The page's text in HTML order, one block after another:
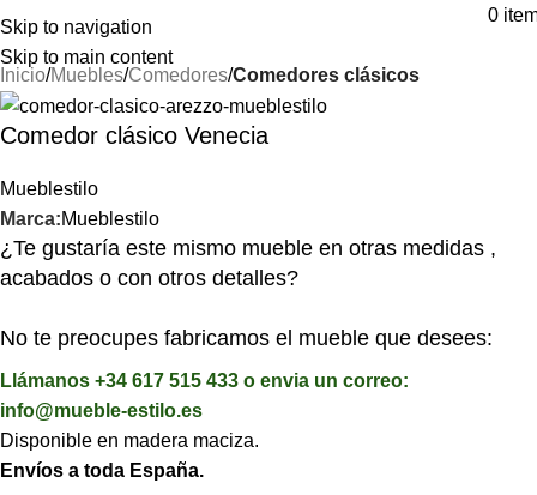
Skip to navigation
Skip to main content
⚡REALIZAMOS ENVÍOS A TODA ESPAÑA⚡ 0
Inicio Muebles Comedores Comedores clásicos
Comedor clásico Venecia
Mueblestilo
Marca:Mueblestilo
¿Te gustaría este mismo mueble en otras medidas ,
acabados o con otros detalles?
No te preocupes fabricamos el mueble que desees:
Llámanos +34 617 515 433 o envia un correo:
info@mueble-estilo.es
Disponible en madera maciza.
Envíos a toda España.